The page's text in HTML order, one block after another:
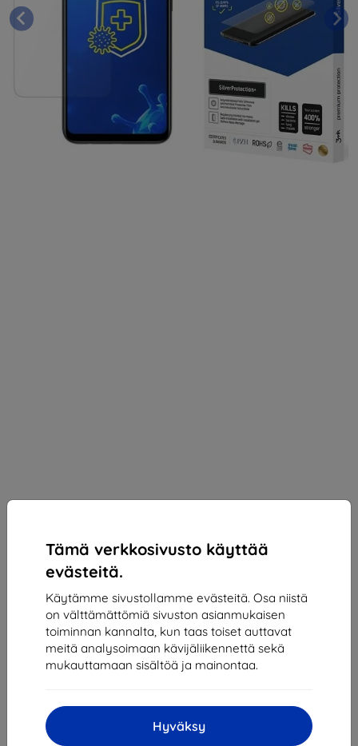
Tämä verkkosivusto käyttää
evästeitä.
Käytämme sivustollamme evästeitä. Osa niistä
on välttämättömiä sivuston asianmukaisen
toiminnan kannalta, kun taas toiset auttavat
meitä analysoimaan kävijäliikennettä sekä
mukauttamaan sisältöä ja mainontaa.
Hyväksy
Suojakalvo 3MK Silver Protect+ Huawei Mate 40
Lite Wet-mounted Antimicrobial film
Kuvaus ja tekniset tiedot
9,90 €